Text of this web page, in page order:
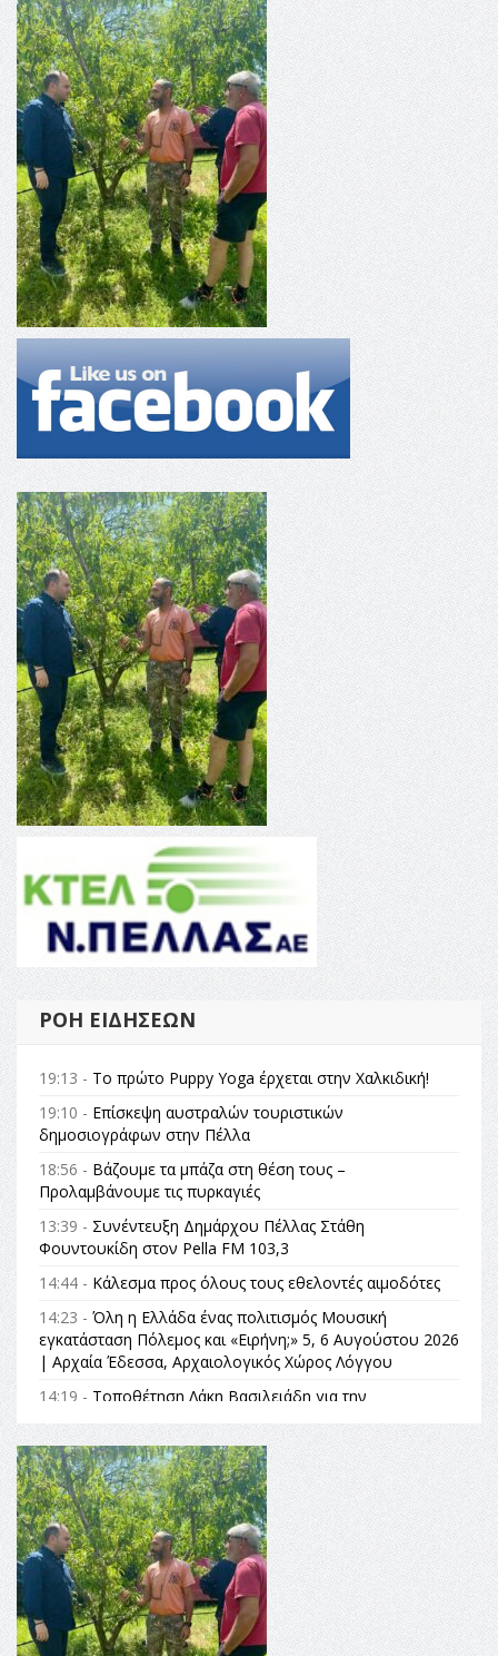
ΡΟΉ ΕΙΔΉΣΕΩΝ
19:13 - Το πρώτο Puppy Yoga έρχεται στην Χαλκιδική!
19:10 - Επίσκεψη αυστραλών τουριστικών
δημοσιογράφων στην Πέλλα
18:56 - Βάζουμε τα μπάζα στη θέση τους –
Προλαμβάνουμε τις πυρκαγιές
13:39 - Συνέντευξη Δημάρχου Πέλλας Στάθη
Φουντουκίδη στον Pella FM 103,3
14:44 - Κάλεσμα προς όλους τους εθελοντές αιμοδότες
14:23 - Όλη η Ελλάδα ένας πολιτισμός Μουσική
εγκατάσταση Πόλεμος και «Ειρήνη;» 5, 6 Αυγούστου 2026
| Αρχαία Έδεσσα, Αρχαιολογικός Χώρος Λόγγου
14:19 - Τοποθέτηση Λάκη Βασιλειάδη για την
Αναθεώρηση του Συντάγματος: «Σε τέτοιες κορυφαίες
θεσμικές διαδικασίες υπάρχει μόνο η ευθύνη απέναντι
στις επόμενες γενιές»
16:35 -Το πρόγραμμα του ΠΑΟΚ στον δεύτερο γύρο του
Champions League!
16:27 -Όλυμπος: Εντάχθηκε στον Κατάλογο Παγκόσμιας
Κληρονομιάς της UNESCO – Ομόφωνη η απόφαση Ο
Όλυμπος αναγνωρίστηκε ως φυσικό και πολιτιστικό
αγαθό εξέχουσας οικουμενικής αξίας για την
ανθρωπότητα